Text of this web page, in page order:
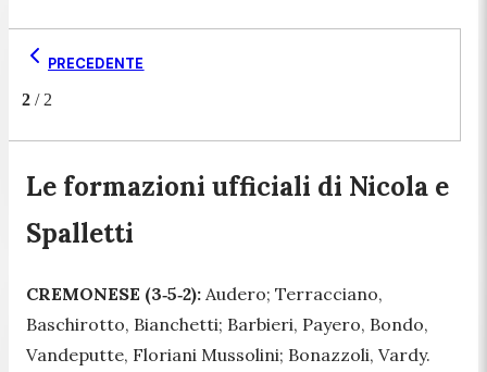
PRECEDENTE
2 / 2
Le formazioni ufficiali di Nicola e
Spalletti
CREMONESE (3‑5‑2): Audero; Terracciano,
Baschirotto, Bianchetti; Barbieri, Payero, Bondo,
Vandeputte, Floriani Mussolini; Bonazzoli, Vardy.